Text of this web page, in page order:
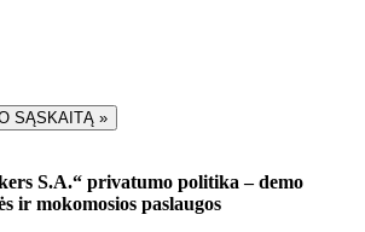
SĄSKAITĄ »
S.A.“ privatumo politika – demo
ir mokomosios paslaugos